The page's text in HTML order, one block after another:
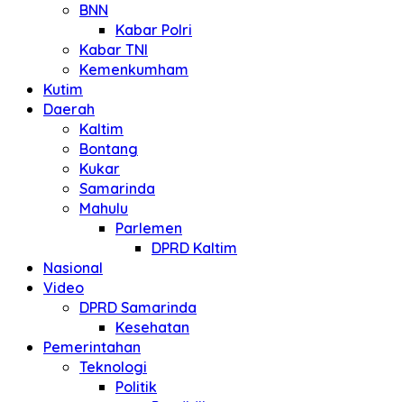
BNN
Kabar Polri
Kabar TNI
Kemenkumham
Kutim
Daerah
Kaltim
Bontang
Kukar
Samarinda
Mahulu
Parlemen
DPRD Kaltim
Nasional
Video
DPRD Samarinda
Kesehatan
Pemerintahan
Teknologi
Politik